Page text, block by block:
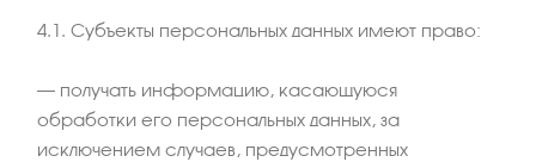
4.1. Субъекты персональных данных имеют право:
– получать информацию, касающуюся
обработки его персональных данных, за
исключением случаев, предусмотренных